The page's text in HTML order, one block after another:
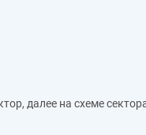
далее на схеме